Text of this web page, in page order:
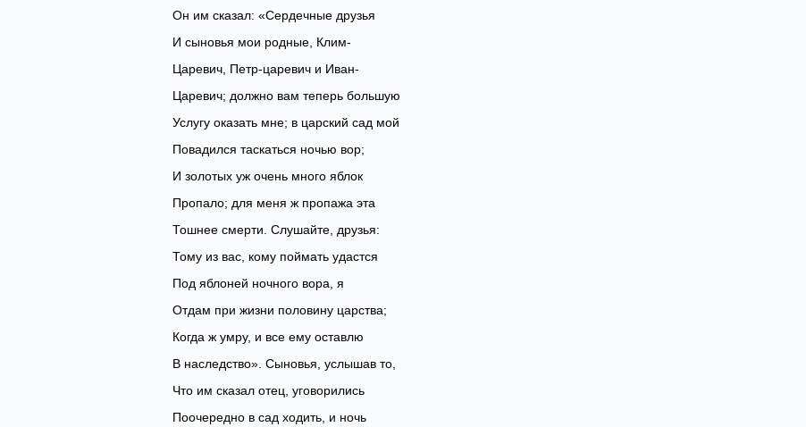
Он им сказал: «Сердечные друзья
И сыновья мои родные, Клим-
Царевич, Петр-царевич и Иван-
Царевич; должно вам теперь большую
Услугу оказать мне; в царский сад мой
Повадился таскаться ночью вор;
И золотых уж очень много яблок
Пропало; для меня ж пропажа эта
Тошнее смерти. Слушайте, друзья:
Тому из вас, кому поймать удастся
Под яблоней ночного вора, я
Отдам при жизни половину царства;
Когда ж умру, и все ему оставлю
В наследство». Сыновья, услышав то,
Что им сказал отец, уговорились
Поочередно в сад ходить, и ночь